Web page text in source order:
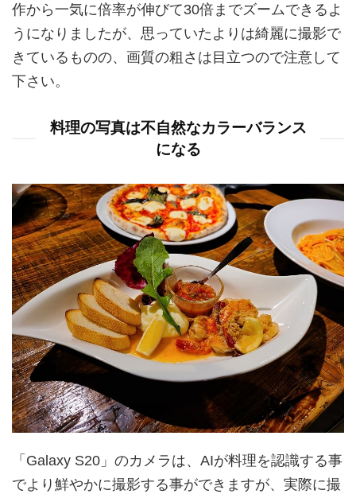
作から一気に倍率が伸びて30倍までズームできるよ
うになりましたが、思っていたよりは綺麗に撮影で
きているものの、画質の粗さは目立つので注意して
下さい。
料理の写真は不自然なカラーバランス
になる
「Galaxy S20」のカメラは、AIが料理を認識する事
でより鮮やかに撮影する事ができますが、実際に撮